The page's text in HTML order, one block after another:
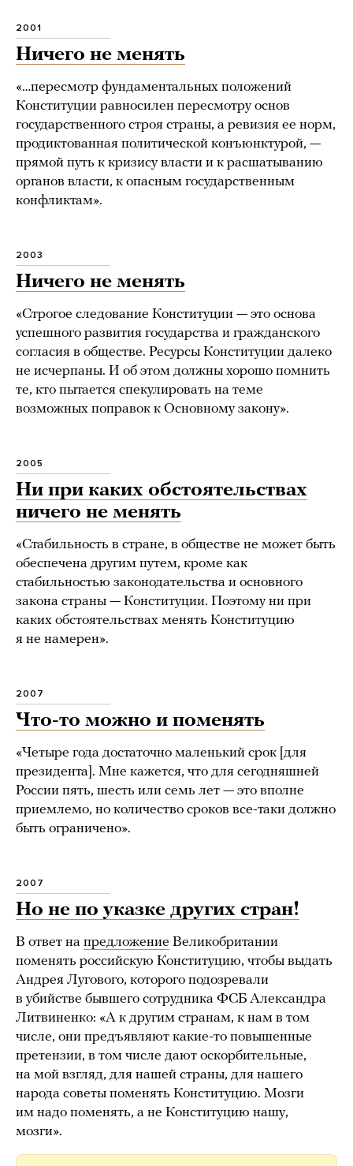
2001
Ничего не менять
«…пересмотр фундаментальных положений
Конституции равносилен пересмотру основ
государственного строя страны, а ревизия ее норм,
продиктованная политической конъюнктурой, —
прямой путь к кризису власти и к расшатыванию
органов власти, к опасным государственным
конфликтам».
2003
Ничего не менять
«Строгое следование Конституции — это основа
успешного развития государства и гражданского
согласия в обществе. Ресурсы Конституции далеко
не исчерпаны. И об этом должны хорошо помнить
те, кто пытается спекулировать на теме
возможных поправок к Основному закону».
2005
Ни при каких обстоятельствах
ничего не менять
«Стабильность в стране, в обществе не может быть
обеспечена другим путем, кроме как
стабильностью законодательства и основного
закона страны — Конституции. Поэтому ни при
каких обстоятельствах менять Конституцию
я не намерен».
2007
Что-то можно и поменять
«Четыре года достаточно маленький срок [для
президента]. Мне кажется, что для сегодняшней
России пять, шесть или семь лет — это вполне
приемлемо, но количество сроков все-таки должно
быть ограничено».
2007
Но не по указке других стран!
В ответ на предложение Великобритании
поменять российскую Конституцию, чтобы выдать
Андрея Лугового, которого подозревали
в убийстве бывшего сотрудника ФСБ Александра
Литвиненко: «А к другим странам, к нам в том
числе, они предъявляют какие-то повышенные
претензии, в том числе дают оскорбительные,
на мой взгляд, для нашей страны, для нашего
народа советы поменять Конституцию. Мозги
им надо поменять, а не Конституцию нашу,
мозги».